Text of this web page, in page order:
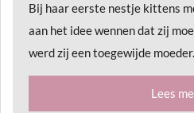
Bij haar eerste nestje kittens
aan het idee wennen dat zij
werd zij een toegewijde moeder.
Lees